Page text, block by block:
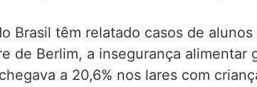
Brasil têm relatado casos de
de Berlim, a insegurança alimentar
a 20,6% nos lares com